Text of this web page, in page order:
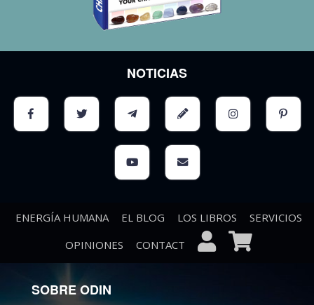
NOTICIAS
ENERGÍA HUMANA EL BLOG LOS LIBROS
SERVICIOS
OPINIONES
CONTACT
SOBRE ODIN